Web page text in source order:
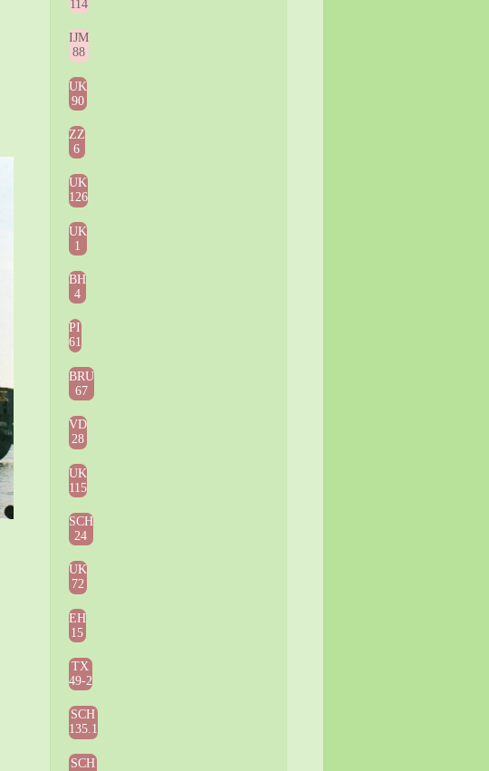
114
IJM
88
UK
90
ZZ
6
UK
126
UK
1
BH
4
PI
61
BRU
67
VD
28
UK
115
SCH
24
UK
72
EH
15
TX
49-2
SCH
135.1
SCH